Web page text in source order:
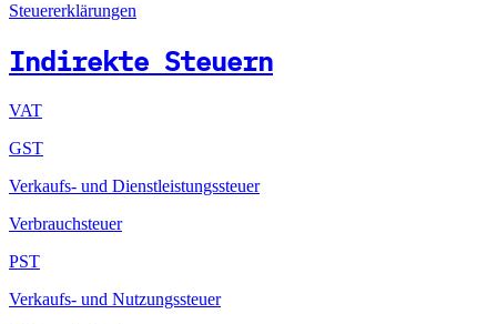
Steuererklärungen
Indirekte Steuern
VAT
GST
Verkaufs- und Dienstleistungssteuer
Verbrauchsteuer
PST
Verkaufs- und Nutzungssteuer